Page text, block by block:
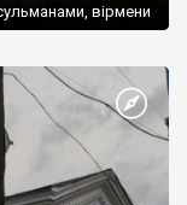
вірмени